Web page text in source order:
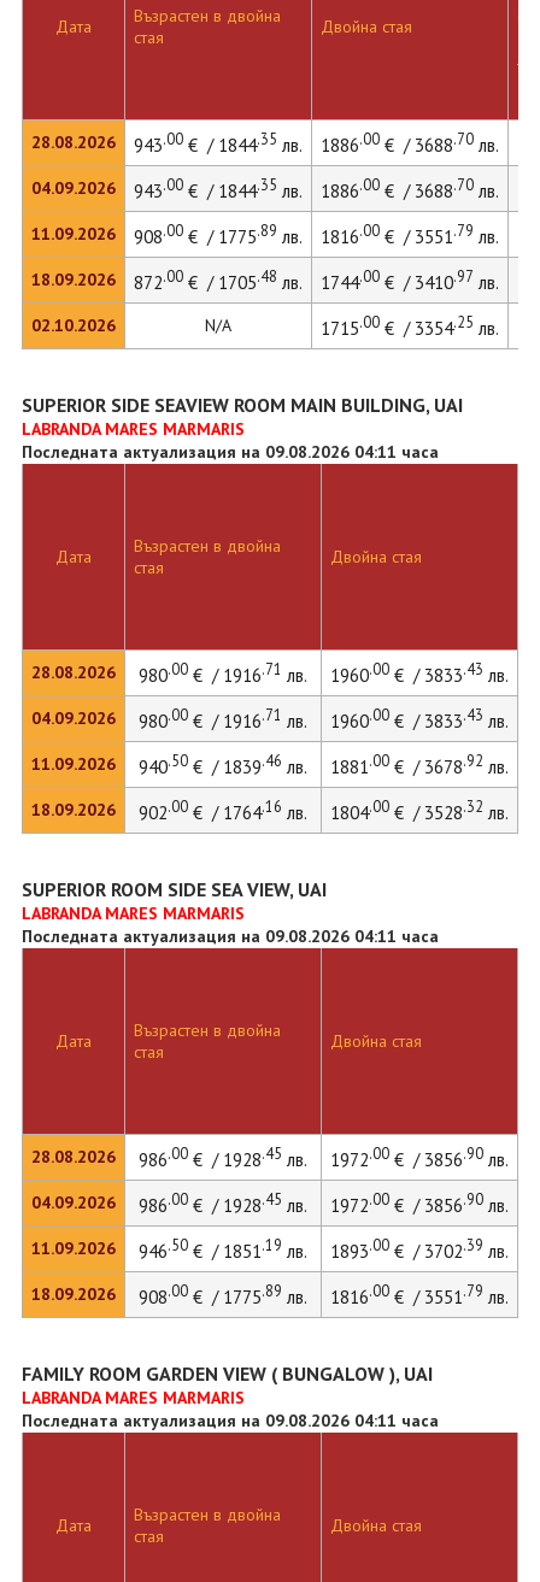
Дата
28.08.2026
04.09.2026
11.09.2026
18.09.2026
02.10.2026
Възрастен в двойна
стая
Двойна стая
943.00€ / 1844.35 лв. 1886.00€ / 3688.70лв.
943.00€ / 1844.35 лв. 1886.00€ / 3688.70лв.
908.00€ / 1775.89 лв. 1816.00€ / 3551.79 лв.
872.00€ / 1705.48 лв. 1744.00€ / 3410.97 лв.
N/A 1715.00€ / 3354.25 лв.
SUPERIOR SIDE SEAVIEW ROOM MAIN BUILDING, UAI
LABRANDA MARES MARMARIS
Последната актуализация на 09.08.2026 04:11 часа
Дата
28.08.2026
04.09.2026
11.09.2026
18.09.2026
Възрастен в двойна
стая
Двойна стая
980.00€ / 1916.71 лв. 1960.00€ / 3833.43 лв.
980.00€ / 1916.71 лв. 1960.00€ / 3833.43 лв.
940.50€ / 1839.46 лв. 1881.00€ / 3678.92 лв.
902.00€ / 1764.16 лв. 1804.00€ / 3528.32 лв.
SUPERIOR ROOM SIDE SEA VIEW, UAI
LABRANDA MARES MARMARIS
Последната актуализация на 09.08.2026 04:11 часа
Дата
28.08.2026
04.09.2026
11.09.2026
18.09.2026
Възрастен в двойна
стая
Двойна стая
986.00€ / 1928.45 лв. 1972.00€ / 3856.90лв.
986.00€ / 1928.45 лв. 1972.00€ / 3856.90лв.
946.50€ / 1851.19 лв. 1893.00€ / 3702.39 лв.
908.00€ / 1775.89 лв. 1816.00€ / 3551.79 лв.
FAMILY ROOM GARDEN VIEW ( BUNGALOW ), UAI
LABRANDA MARES MARMARIS
Последната актуализация на 09.08.2026 04:11 часа
Дата
Възрастен в двойна
стая
Двойна стая